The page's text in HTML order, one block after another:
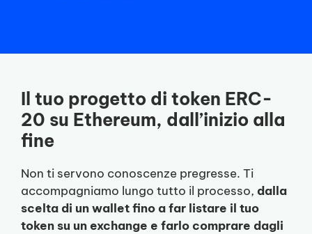
Il tuo progetto di token ERC-
20 su Ethereum, dall’inizio alla
fine
Non ti servono conoscenze pregresse. Ti
accompagniamo lungo tutto il processo, dalla
scelta di un wallet fino a far listare il tuo
token su un exchange e farlo comprare dagli